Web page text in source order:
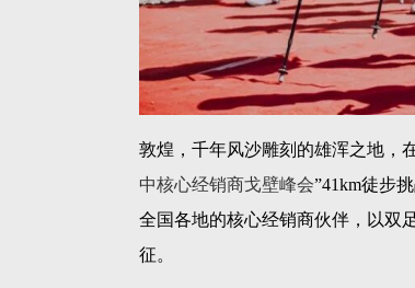
敦煌，千年风沙雕刻的雄浑之地，
中核心经销商戈壁峰会”41km徒步
全国各地的核心经销商伙伴，以双
征。